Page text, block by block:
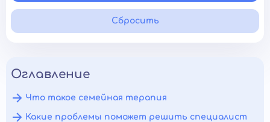
Сбросить
Оглавление
Что такое семейная терапия
Какие проблемы поможет решить специалист